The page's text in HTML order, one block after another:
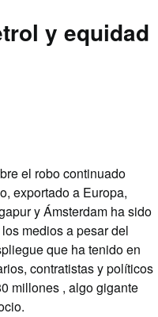
y equidad
el robo continuado
exportado a Europa,
y Ámsterdam ha sido
medios a pesar del
que ha tenido en
contratistas y políticos
millones , algo gigante